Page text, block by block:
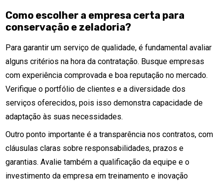
Como escolher a empresa certa para
conservação e zeladoria?
Para garantir um serviço de qualidade, é fundamental avaliar
alguns critérios na hora da contratação. Busque empresas
com experiência comprovada e boa reputação no mercado.
Verifique o portfólio de clientes e a diversidade dos
serviços oferecidos, pois isso demonstra capacidade de
adaptação às suas necessidades.
Outro ponto importante é a transparência nos contratos, com
cláusulas claras sobre responsabilidades, prazos e
garantias. Avalie também a qualificação da equipe e o
investimento da empresa em treinamento e inovação